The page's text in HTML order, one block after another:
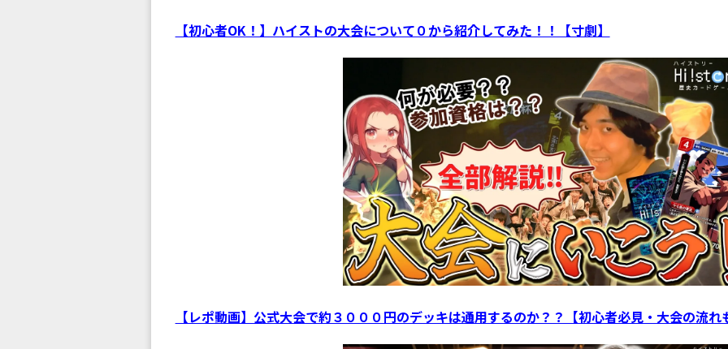
【初心者OK！】ハイストの大会について０から紹介してみた！！【寸劇】
【レポ動画】公式大会で約３０００円のデッキは通用するのか？？【初心者必見・大会の流れ